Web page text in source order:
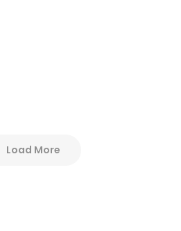
Load More